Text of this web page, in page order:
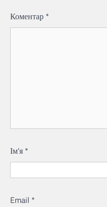
Коментар *
Ім'я *
Email *